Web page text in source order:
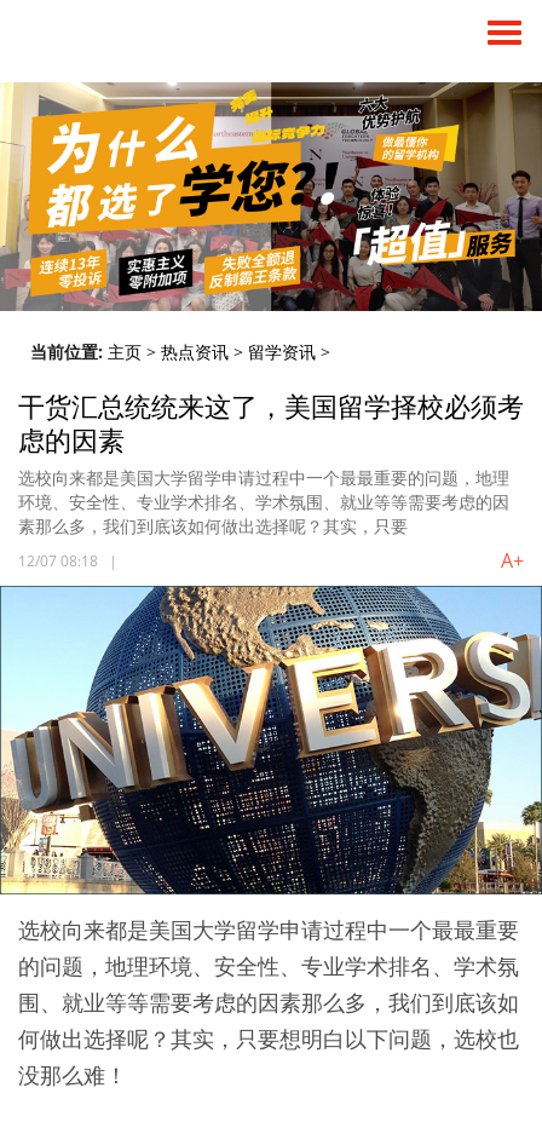
当前位置: 主页 > 热点资讯 > 留学资讯 >
干货汇总统统来这了，美国留学择校必须考
虑的因素
选校向来都是美国大学留学申请过程中一个最最重要的问题，地理
环境、安全性、专业学术排名、学术氛围、就业等等需要考虑的因
素那么多，我们到底该如何做出选择呢？其实，只要
12/07 08:18 | A+
选校向来都是美国大学留学申请过程中一个最最重要
的问题，地理环境、安全性、专业学术排名、学术氛
围、就业等等需要考虑的因素那么多，我们到底该如
何做出选择呢？其实，只要想明白以下问题，选校也
没那么难！